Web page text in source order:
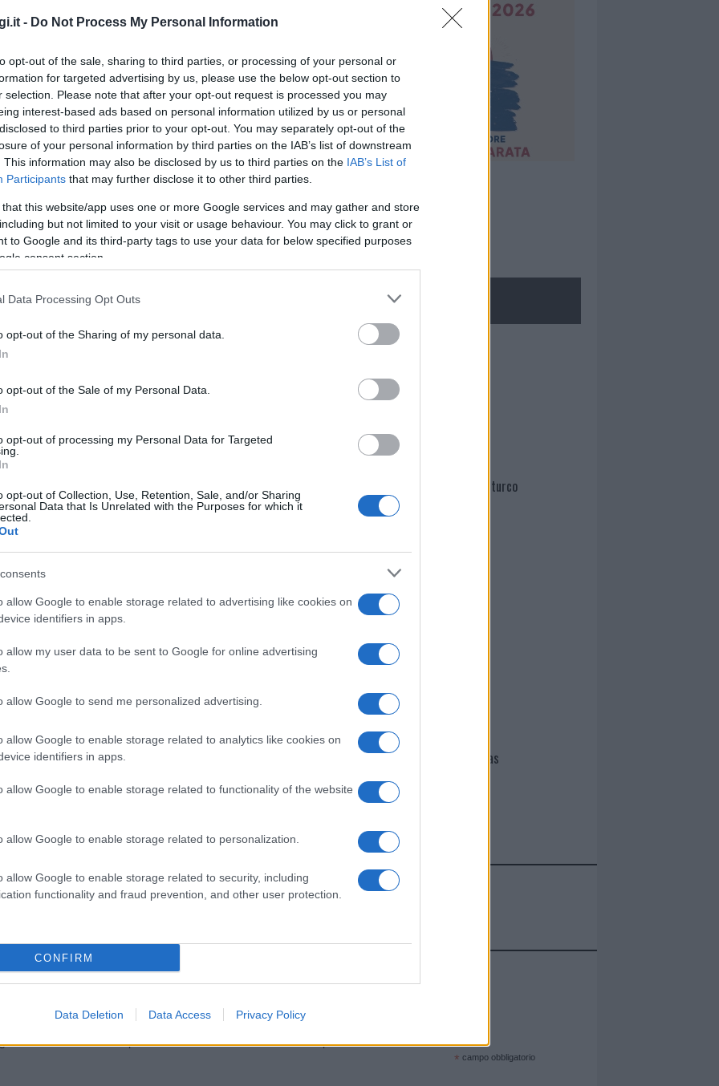
- Do Not Process My Personal Information
opt-out of the sale, sharing to third parties, or processing of your personal or
for targeted advertising by us, please use the below opt-out section to
selection. Please note that after your opt-out request is processed you may
interest-based ads based on personal information utilized by us or personal
to third parties prior to your opt-out. You may separately opt-out of the
of your personal information by third parties on the IAB’s list of downstream
This information may also be disclosed by us to third parties on the IAB’s List of
Participants that may further disclose it to other third parties.
that this website/app uses one or more Google services and may gather and store
but not limited to your visit or usage behaviour. You may click to grant or
to Google and its third-party tags to use your data for below specified purposes
consent section.
Data Processing Opt Outs
opt-out of the Sharing of my personal data.
opt-out of the Sale of my Personal Data.
opt-out of processing my Personal Data for Targeted
opt-out of Collection, Use, Retention, Sale, and/or Sharing
Data that Is Unrelated with the Purposes for which it
allow Google to enable storage related to advertising like cookies on
identifiers in apps.
allow my user data to be sent to Google for online advertising
allow Google to send me personalized advertising.
allow Google to enable storage related to analytics like cookies on
identifiers in apps.
allow Google to enable storage related to functionality of the website
allow Google to enable storage related to personalization.
allow Google to enable storage related to security, including
functionality and fraud prevention, and other user protection.
CONFIRM
Data Deletion Data Access Privacy Policy
famiglia.
la moglieMiky, dalla quale aveva avuto due
sabato,alle ore 11 , nellachiesa di San
famigliasi dispensa dalle visite.
cliccandoqui
nella sezione
di GalluraOggi.it
i tuoi video e le tue foto
+39 345 356 7512
news daGoogle News
NECROLOGIE
Mario Malu
Martina Agostina Diturco
I nostri cari
I nostri cari
I nostri cari
Giovannimaria Cabras
e ricevi le nostre email periodiche contenenti le ultime notizie pubblicate sul sito web!
* campo obbligatorio